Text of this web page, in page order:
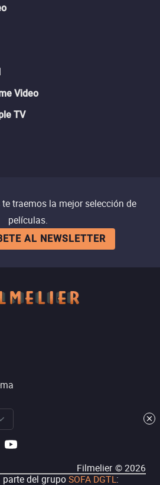
Video
TV
traemos la mejor selección de
películas.
AL NEWSLETTER
Filmelier ©2026
del grupoSOFA DGTL: